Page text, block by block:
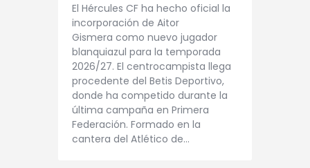
El Hércules CF ha hecho oficial la
incorporación de Aitor
Gismera como nuevo jugador
blanquiazul para la temporada
2026/27. El centrocampista llega
procedente del Betis Deportivo,
donde ha competido durante la
última campaña en Primera
Federación. Formado en la
cantera del Atlético de…